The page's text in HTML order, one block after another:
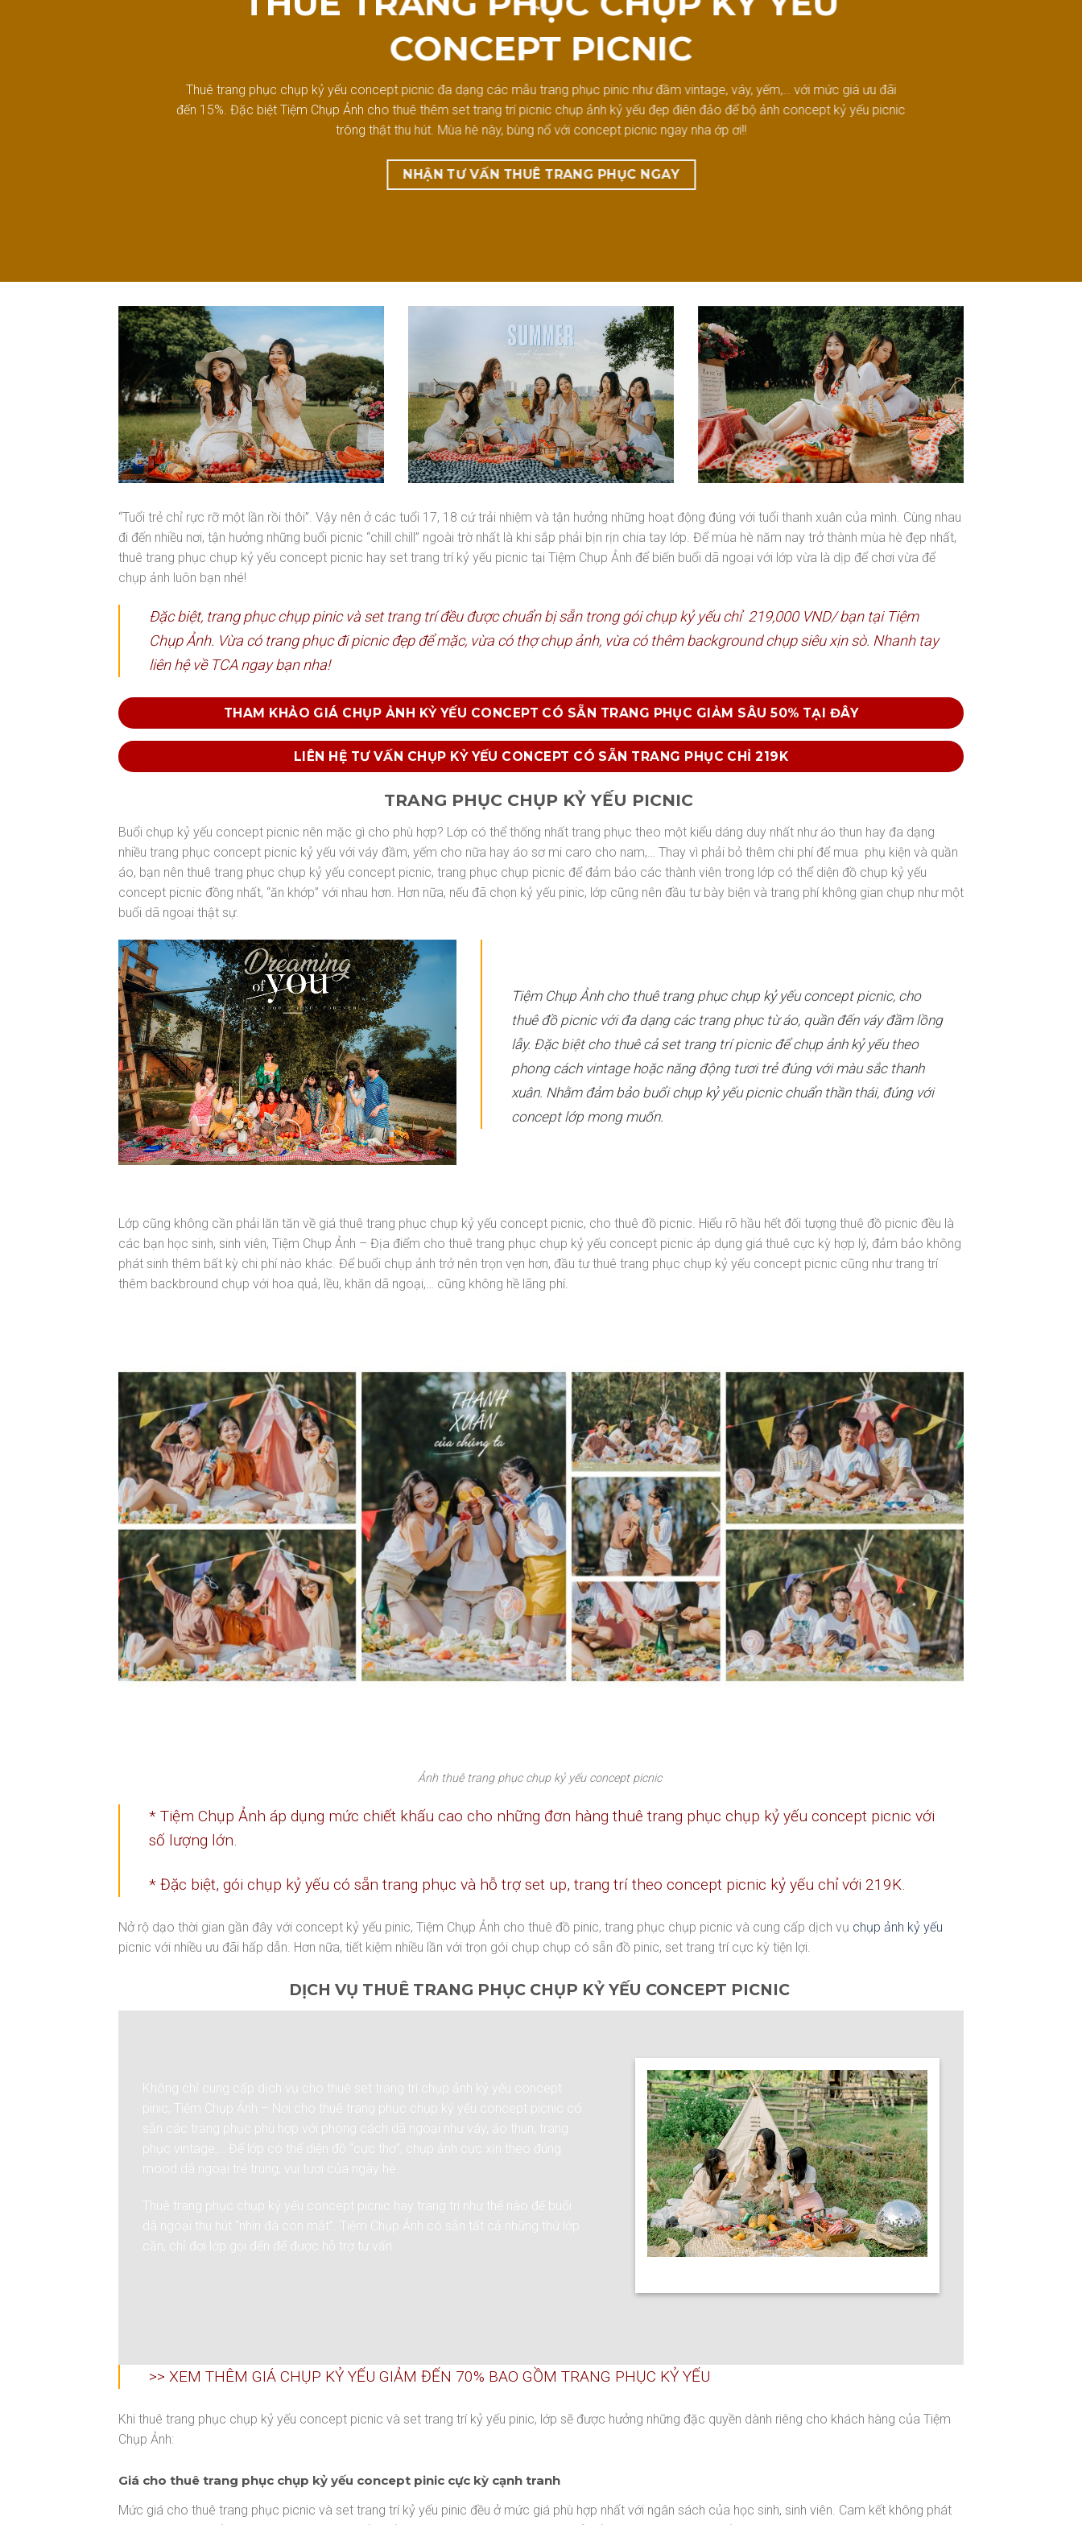
CONCEPT PICNIC
Thuê trang phục chụp kỷ yếu concept picnic đa dạng các mẫu trang phục pinic như đầm vintage, váy, yếm,… với mức giá ưu đãi
đến 15%. Đặc biệt Tiệm Chụp Ảnh cho thuê thêm set trang trí picnic chụp ảnh kỷ yếu đẹp điên đảo để bộ ảnh concept kỷ yếu picnic
trông thật thu hút. Mùa hè này, bùng nổ với concept picnic ngay nha ớp ơi!!
NHẬN TƯ VẤN THUÊ TRANG PHỤC NGAY
“Tuổi trẻ chỉ rực rỡ một lần rồi thôi”. Vậy nên ở các tuổi 17, 18 cứ trải nhiệm và tận hưởng những hoạt động đúng với tuổi thanh xuân của mình. Cùng nhau
đi đến nhiều nơi, tận hưởng những buổi picnic “chill chill” ngoài trờ nhất là khi sắp phải bịn rịn chia tay lớp. Để mùa hè năm nay trở thành mùa hè đẹp nhất,
thuê trang phục chụp kỷ yếu concept picnic hay set trang trí kỷ yếu picnic tại Tiệm Chụp Ảnh để biến buổi dã ngoại với lớp vừa là dịp để chơi vừa để
chụp ảnh luôn bạn nhé!
Đặc biệt, trang phục chụp pinic và set trang trí đều được chuẩn bị sẵn trong gói chụp kỷ yếu chỉ 219,000 VND/ bạn tại Tiệm
Chụp Ảnh. Vừa có trang phục đi picnic đẹp để mặc, vừa có thợ chụp ảnh, vừa có thêm background chụp siêu xịn sò. Nhanh tay
liên hệ về TCA ngay bạn nha!
THAM KHẢO GIÁ CHỤP ẢNH KỶ YẾU CONCEPT CÓ SẴN TRANG PHỤC GIẢM SÂU 50% TẠI ĐÂY
LIÊN HỆ TƯ VẤN CHỤP KỶ YẾU CONCEPT CÓ SẴN TRANG PHỤC CHỈ 219K
TRANG PHỤC CHỤP KỶ YẾU PICNIC
Buổi chụp kỷ yếu concept picnic nên mặc gì cho phù hợp? Lớp có thể thống nhất trang phục theo một kiểu dáng duy nhất như áo thun hay đa dạng
nhiều trang phục concept picnic kỷ yếu với váy đầm, yếm cho nữa hay áo sơ mi caro cho nam,… Thay vì phải bỏ thêm chi phí để mua phụ kiện và quần
áo, bạn nên thuê trang phục chụp kỷ yếu concept picnic, trang phục chụp picnic để đảm bảo các thành viên trong lớp có thể diện đồ chụp kỷ yếu
concept picnic đồng nhất, “ăn khớp” với nhau hơn. Hơn nữa, nếu đã chọn kỷ yếu pinic, lớp cũng nên đầu tư bày biện và trang phí không gian chụp như một
buổi dã ngoại thật sự.
Tiệm Chụp Ảnh cho thuê trang phục chụp kỷ yếu concept picnic, cho
thuê đồ picnic với đa dạng các trang phục từ áo, quần đến váy đầm lồng
lẫy. Đặc biệt cho thuê cả set trang trí picnic để chụp ảnh kỷ yếu theo
phong cách vintage hoặc năng động tươi trẻ đúng với màu sắc thanh
xuân. Nhằm đảm bảo buổi chụp kỷ yếu picnic chuẩn thần thái, đúng với
concept lớp mong muốn.
Lớp cũng không cần phải lăn tăn về giá thuê trang phục chụp kỷ yếu concept picnic, cho thuê đồ picnic . Hiểu rõ hầu hết đối tượng thuê đồ picnic đều là
các bạn học sinh, sinh viên, Tiệm Chụp Ảnh – Địa điểm cho thuê trang phục chụp kỷ yếu concept picnic áp dụng giá thuê cực kỳ hợp lý, đảm bảo không
phát sinh thêm bất kỳ chi phí nào khác. Để buổi chụp ảnh trở nên trọn vẹn hơn, đầu tư thuê trang phục chụp kỷ yếu concept picnic cũng như trang trí
thêm backbround chụp với hoa quả, lều, khăn dã ngoại,… cũng không hề lãng phí.
Ảnh thuê trang phục chụp kỷ yếu concept picnic
* Tiệm Chụp Ảnh áp dụng mức chiết khấu cao cho những đơn hàng thuê trang phục chụp kỷ yếu concept picnic với
số lượng lớn.
* Đặc biệt, gói chụp kỷ yếu có sẵn trang phục và hỗ trợ set up, trang trí theo concept picnic kỷ yếu chỉ với 219K.
Nở rộ dạo thời gian gần đây với concept kỷ yếu pinic, Tiệm Chụp Ảnh cho thuê đồ pinic, trang phục chụp picnic và cung cấp dịch vụ chụp ảnh kỷ yếu
picnic với nhiều ưu đãi hấp dẫn. Hơn nữa, tiết kiệm nhiều lần với trọn gói chụp chụp có sẵn đồ pinic, set trang trí cực kỳ tiện lợi.
DỊCH VỤ THUÊ TRANG PHỤC CHỤP KỶ YẾU CONCEPT PICNIC
Không chỉ cung cấp dịch vụ cho thuê set trang trí chụp ảnh kỷ yếu concept
pinic, Tiệm Chụp Ảnh – Nơi cho thuê trang phục chụp kỷ yếu concept picnic có
sẵn các trang phục phù hợp với phong cách dã ngoại như váy, áo thun, trang
phục vintage,… Để lớp có thể diện đồ “cực thơ”, chụp ảnh cực xịn theo đúng
mood dã ngoại trẻ trung, vui tươi của ngày hè.
Thuê trang phục chụp kỷ yếu concept picnic hay trang trí như thế nào để buổi
dã ngoại thu hút “nhìn đã con mắt”. Tiệm Chụp Ảnh có sẵn tất cả những thứ lớp
cần, chỉ đợi lớp gọi đến để được hỗ trợ tư vấn.
>> XEM THÊM GIÁ CHỤP KỶ YẾU GIẢM ĐẾN 70% BAO GỒM TRANG PHỤC KỶ YẾU
Khi thuê trang phục chụp kỷ yếu concept picnic và set trang trí kỷ yếu pinic, lớp sẽ được hưởng những đặc quyền dành riêng cho khách hàng của Tiệm
Chụp Ảnh:
Giá cho thuê trang phục chụp kỷ yếu concept pinic cực kỳ cạnh tranh
Mức giá cho thuê trang phục picnic và set trang trí kỷ yếu pinic đều ở mức giá phù hợp nhất với ngân sách của học sinh, sinh viên. Cam kết không phát